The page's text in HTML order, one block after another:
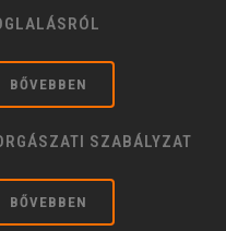
BŐVEBBEN
SZABÁLYZAT
BŐVEBBEN